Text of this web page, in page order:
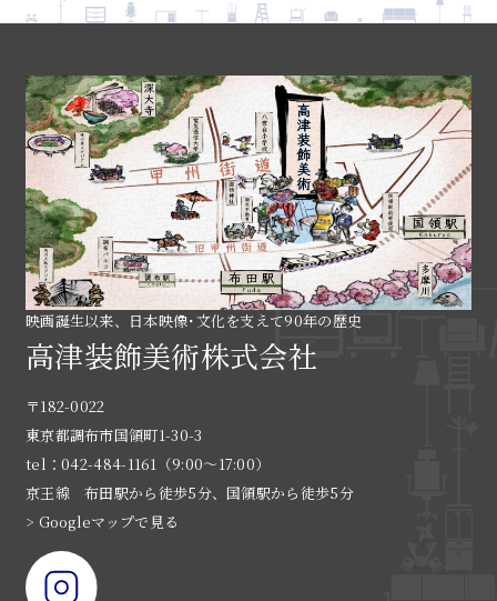
映画誕生以来、日本映像･文化を支えて90年の歴史
高津装飾美術株式会社
〒182-0022
東京都調布市国領町1-30-3
tel：042-484-1161（9:00〜17:00）
京王線 布田駅から徒歩5分、国領駅から徒歩5分
> Googleマップで見る